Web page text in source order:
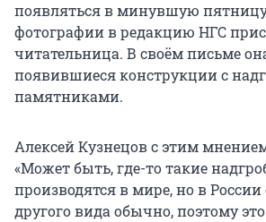
появляться в минувшую
фотографии в редакцию НГС
читательница. В своём письме
появившиеся конструкции с
памятниками.
Алексей Кузнецов с этим
«Может быть, где-то такие
производятся в мире, но в
другого вида обычно, поэтому